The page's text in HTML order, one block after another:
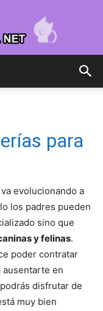
para
evolucionando a
los padres pueden
sino que
y felinas.
poder contratar
ausentarte en
disfrutar de
muy bien